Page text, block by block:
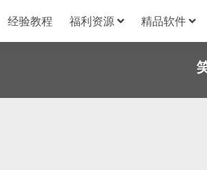
经验教程 福利资源 精品软件